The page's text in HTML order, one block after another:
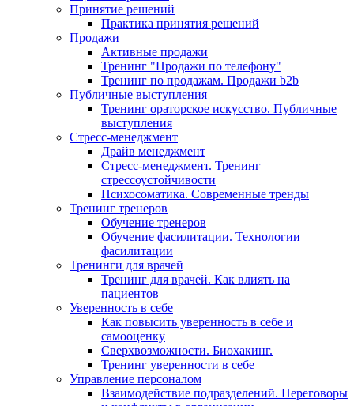
Принятие решений
Практика принятия решений
Продажи
Активные продажи
Тренинг "Продажи по телефону"
Тренинг по продажам. Продажи b2b
Публичные выступления
Тренинг ораторское искусство. Публичные
выступления
Стресс-менеджмент
Драйв менеджмент
Стресс-менеджмент. Тренинг
стрессоустойчивости
Психосоматика. Современные тренды
Тренинг тренеров
Обучение тренеров
Обучение фасилитации. Технологии
фасилитации
Тренинги для врачей
Тренинг для врачей. Как влиять на
пациентов
Уверенность в себе
Как повысить уверенность в себе и
самооценку
Сверхвозможности. Биохакинг.
Тренинг уверенности в себе
Управление персоналом
Взаимодействие подразделений. Переговоры